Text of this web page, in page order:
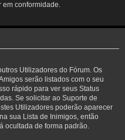
em conformidade.
Utilizadores do Fórum. Os
serão listados com o seu
rápido para ver seus Status
Se solicitar ao Suporte de
Utilizadores poderão aparecer
sua Lista de Inimigos, então
ocultada de forma padrão.